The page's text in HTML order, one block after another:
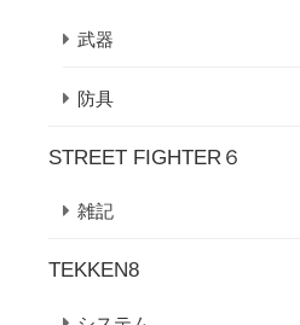
武器
防具
STREET FIGHTER６
雑記
TEKKEN8